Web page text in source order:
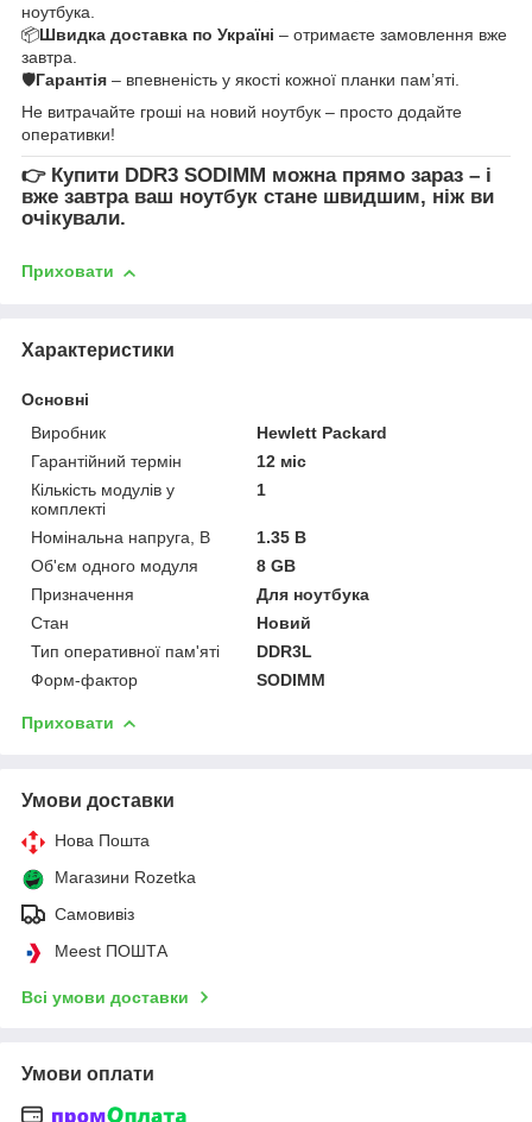
ноутбука.
📦Швидка доставка по Україні – отримаєте замовлення вже
завтра.
🛡Гарантія – впевненість у якості кожної планки пам’яті.
Не витрачайте гроші на новий ноутбук – просто додайте
оперативки!
👉 Купити DDR3 SODIMM можна прямо зараз – і
вже завтра ваш ноутбук стане швидшим, ніж ви
очікували.
Приховати
Характеристики
Основні
Виробник
Hewlett Packard
Гарантійний термін
12 міс
Кількість модулів у
комплекті
1
Номінальна напруга, В
1.35 В
Об'єм одного модуля
8 GB
Призначення
Для ноутбука
Стан
Новий
Тип оперативної пам'яті
DDR3L
Форм-фактор
SODIMM
Приховати
Умови доставки
Нова Пошта
Магазини Rozetka
Самовивіз
Meest ПОШТА
Всі умови доставки
Умови оплати